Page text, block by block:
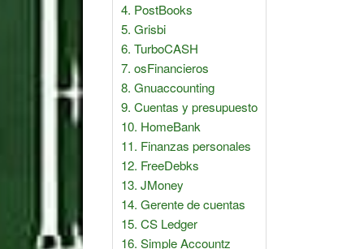
PostBooks
Grisbi
TurboCASH
osFinancieros
Gnuaccounting
Cuentas y presupuesto
HomeBank
Finanzas personales
FreeDebks
JMoney
Gerente de cuentas
CS Ledger
Simple Accountz